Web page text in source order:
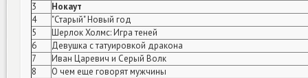
3
Нокаут
4
"Старый" Новый год
5
Шерлок Холмс: Игра теней
6
Девушка с татуировкой дракона
7
Иван Царевич и Серый Волк
8
О чем еще говорят мужчины